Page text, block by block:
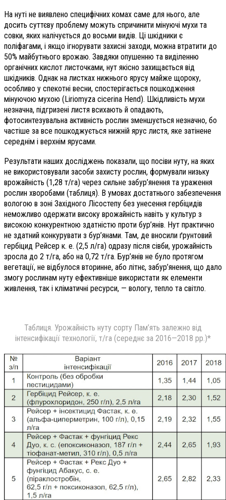
На нуті не виявлено специфічних комах саме для нього, але
досить суттєву проблему можуть спричинити мінуючі мухи та
совки, яких налічується до восьми видів. Ці шкідники є
поліфагами, і якщо ігнорувати захисні заходи, можна втратити до
50% майбутнього врожаю. Завдяки опушенню та виділенню
органічних кислот листочками, нут якісно захищається від
шкідників. Однак на листках нижнього ярусу майже щороку,
особливо у спекотні весни, спостерігається пошкодження
мінуючою мухою (Liriomyza cicerina Hend). Шкідливість мухи
незначна, підгризені листя всихають й опадають,
фотосинтезувальна активність рослин зменшується незначно, бо
частіше за все пошкоджується нижній ярус листя, яке затінене
середнім і верхнім ярусами.
Результати наших досліджень показали, що посіви нуту, на яких
не використовували засоби захисту рослин, формували низьку
врожайність (1,28 т/га) через сильне забур’янення та ураження
рослин хворобами (таблиця). В умовах достатнього забезпечення
вологою в зоні Західного Лісостепу без унесення гербіцидів
неможливо одержати високу врожайність навіть у культур з
високою конкурентною здатністю проти бур’янів. Нут практично
не здатний конкурувати з бур’янами. Там, де вносили ґрунтовий
гербіцид Рейсер к. е. (2,5 л/га) одразу після сівби, урожайність
зросла до 2 т/га, або на 0,72 т/га. Бур’янів не було протягом
вегетації, не відбулося вторинне, або літнє, забур’янення, що дало
змогу рослинам нуту ефективніше використати як елементи
живлення, так і кліматичні ресурси, — вологу, тепло та світло.
Таблиця. Урожайність нуту сорту Пам’ять залежно від
інтенсифікації технології, т/га (середнє за 2016—2018 рр.)*